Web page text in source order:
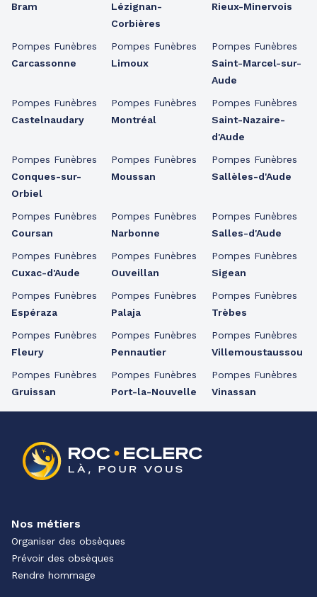
Bram
Pompes Funèbres
Carcassonne
Pompes Funèbres
Castelnaudary
Pompes Funèbres
Conques-sur-
Orbiel
Pompes Funèbres
Coursan
Pompes Funèbres
Cuxac-d'Aude
Pompes Funèbres
Espéraza
Pompes Funèbres
Fleury
Pompes Funèbres
Gruissan
Lézignan-
Corbières
Pompes Funèbres
Limoux
Pompes Funèbres
Montréal
Pompes Funèbres
Moussan
Pompes Funèbres
Narbonne
Pompes Funèbres
Ouveillan
Pompes Funèbres
Palaja
Pompes Funèbres
Pennautier
Pompes Funèbres
Port-la-Nouvelle
Rieux-Minervois
Pompes Funèbres
Saint-Marcel-sur-
Aude
Pompes Funèbres
Saint-Nazaire-
d'Aude
Pompes Funèbres
Sallèles-d'Aude
Pompes Funèbres
Salles-d'Aude
Pompes Funèbres
Sigean
Pompes Funèbres
Trèbes
Pompes Funèbres
Villemoustaussou
Pompes Funèbres
Vinassan
Nos métiers
Organiser des obsèques
Prévoir des obsèques
Rendre hommage